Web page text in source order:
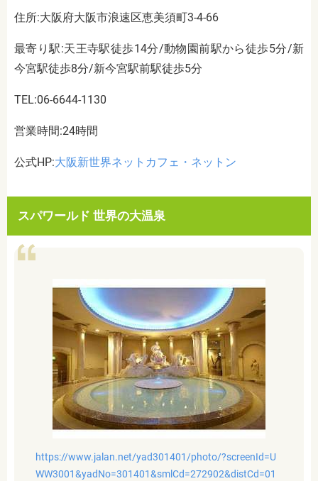
住所:大阪府大阪市浪速区恵美須町3-4-66
最寄り駅:天王寺駅徒歩14分/動物園前駅から徒歩5分/新
今宮駅徒歩8分/新今宮駅前駅徒歩5分
TEL:06-6644-1130
営業時間:24時間
公式HP:大阪新世界ネットカフェ・ネットン
スパワールド 世界の大温泉
https://www.jalan.net/yad301401/photo/?screenId=U
WW3001&yadNo=301401&smlCd=272902&distCd=01